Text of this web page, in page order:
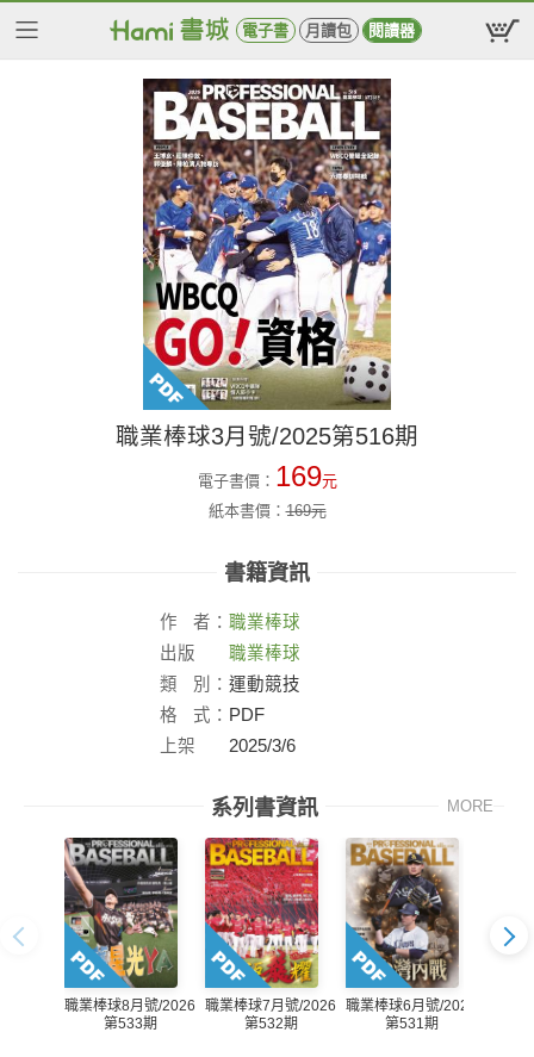
電子書 月讀包 閱讀器
職業棒球3月號/2025第516期
電子書價： 169元
紙本書價：169元
書籍資訊
作 者： 職業棒球
出版
社：
職業棒球
類
別： 運動競技
格
式： PDF
上架
2025/3/6
系列書資訊 MORE
職業棒球8月號/2026
第533期
職業棒球7月號/2026
第532期
職業棒球6月號/2026
第531期